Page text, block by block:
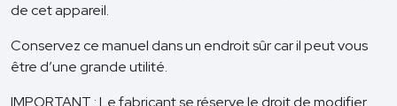
de cet appareil.
Conservez ce manuel dans un endroit sûr car il peut vous
être d’une grande utilité.